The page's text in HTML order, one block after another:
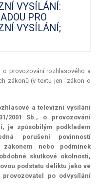
VYSÍLÁNÍ:
PRO
VYSÍLÁNÍ;
provozování rozhlasového a
zákonů (v textu jen "zákon o
a televizní vysílání
2001 Sb., o provozování
je způsobilým podkladem
porušení povinností
zákonem nebo podmínek
skutkové okolnosti,
podstatu deliktu jako ve
po odvysílání